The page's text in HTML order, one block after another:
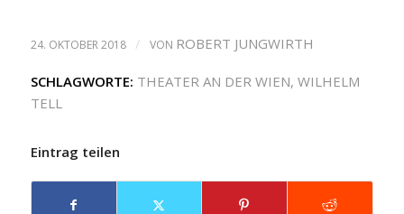
24. OKTOBER 2018 / VON ROBERT JUNGWIRTH
SCHLAGWORTE: THEATER AN DER WIEN, WILHELM
TELL
Eintrag teilen